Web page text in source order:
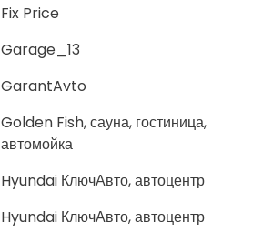
Fix Price
Garage_13
GarantAvto
Golden Fish, сауна, гостиница,
автомойка
Hyundai КлючАвто, автоцентр
Hyundai КлючАвто, автоцентр